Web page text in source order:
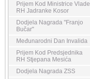
Prijem Kod Ministrice Vlade
RH Jadranke Kosor
Dodjela Nagrada "Franjo
Bučar"
Međunarodni Dan Invalida
Prijem Kod Predsjednika
RH Stjepana Mesića
Dodjela Nagrada ZSS